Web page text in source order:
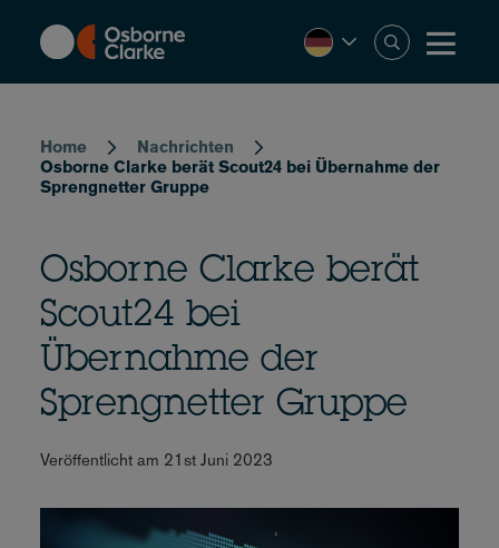
content
Home
Nachrichten
Osborne Clarke berät Scout24 bei Übernahme der
Sprengnetter Gruppe
Osborne Clarke berät
Scout24 bei
Übernahme der
Sprengnetter Gruppe
Veröffentlicht am 21st Juni 2023